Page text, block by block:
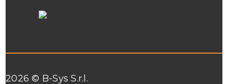
2026 © B-Sys S.r.l.